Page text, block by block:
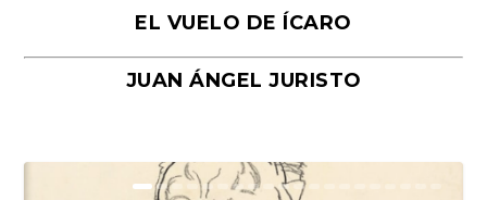
EL VUELO DE ÍCARO
JUAN ÁNGEL JURISTO